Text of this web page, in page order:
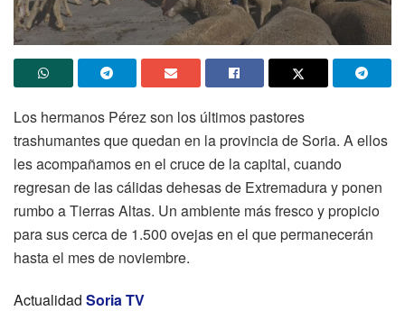
Los hermanos Pérez son los últimos pastores
trashumantes que quedan en la provincia de Soria. A ellos
les acompañamos en el cruce de la capital, cuando
regresan de las cálidas dehesas de Extremadura y ponen
rumbo a Tierras Altas. Un ambiente más fresco y propicio
para sus cerca de 1.500 ovejas en el que permanecerán
hasta el mes de noviembre.
Actualidad Soria TV